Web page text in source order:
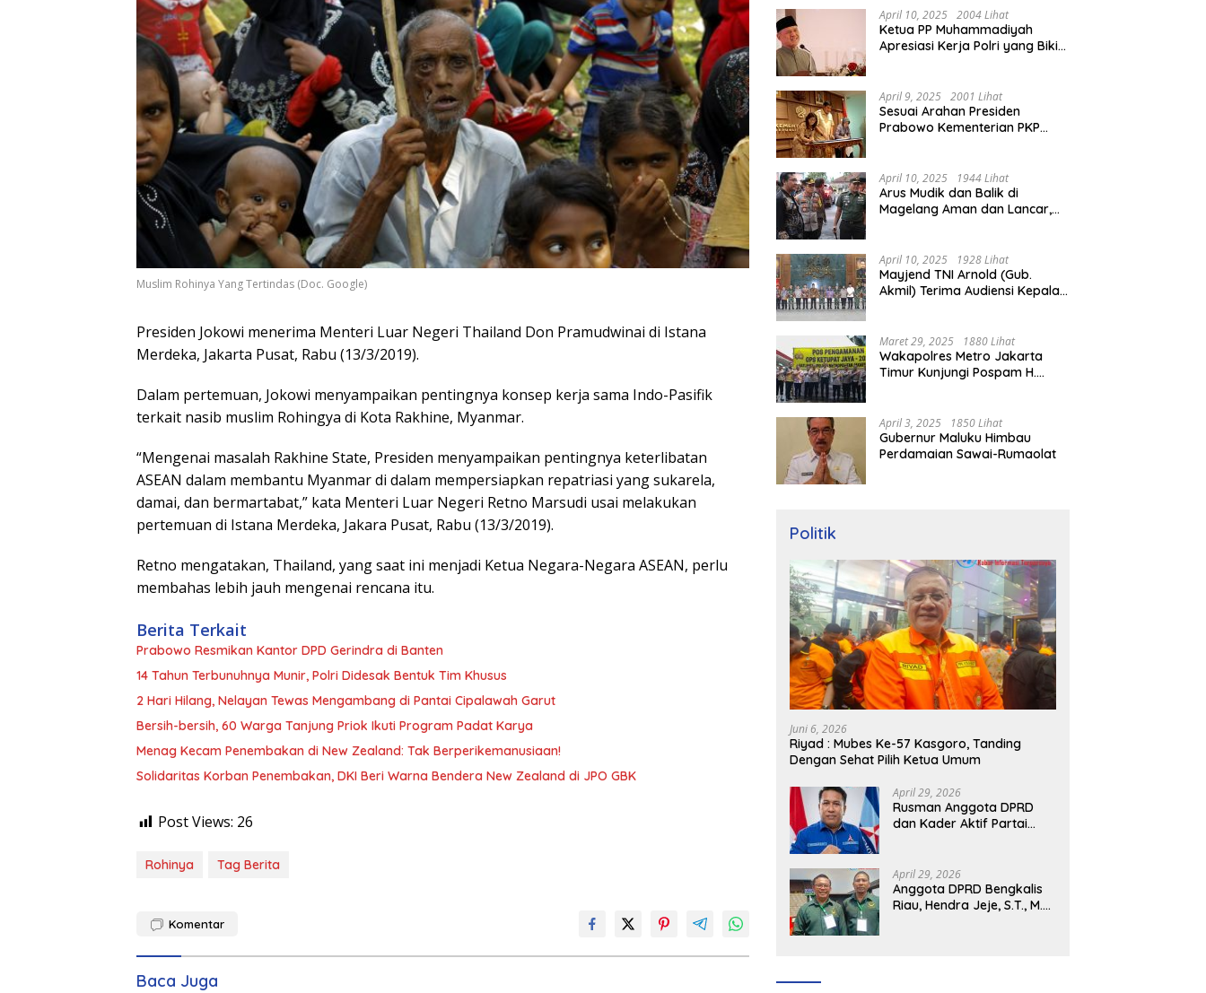
Muslim Rohinya Yang Tertindas (Doc. Google)
Presiden Jokowi menerima Menteri Luar Negeri Thailand Don Pramudwinai di Istana
Merdeka, Jakarta Pusat, Rabu (13/3/2019).
Dalam pertemuan, Jokowi menyampaikan pentingnya konsep kerja sama Indo-Pasifik
terkait nasib muslim Rohingya di Kota Rakhine, Myanmar.
“Mengenai masalah Rakhine State, Presiden menyampaikan pentingnya keterlibatan
ASEAN dalam membantu Myanmar di dalam mempersiapkan repatriasi yang sukarela,
damai, dan bermartabat,” kata Menteri Luar Negeri Retno Marsudi usai melakukan
pertemuan di Istana Merdeka, Jakara Pusat, Rabu (13/3/2019).
Retno mengatakan, Thailand, yang saat ini menjadi Ketua Negara-Negara ASEAN, perlu
membahas lebih jauh mengenai rencana itu.
Berita Terkait
Prabowo Resmikan Kantor DPD Gerindra di Banten
14 Tahun Terbunuhnya Munir, Polri Didesak Bentuk Tim Khusus
2 Hari Hilang, Nelayan Tewas Mengambang di Pantai Cipalawah Garut
Bersih-bersih, 60 Warga Tanjung Priok Ikuti Program Padat Karya
Menag Kecam Penembakan di New Zealand: Tak Berperikemanusiaan!
Solidaritas Korban Penembakan, DKI Beri Warna Bendera New Zealand di JPO GBK
Post Views: 26
Rohinya Tag Berita
Komentar
Baca Juga
April 10, 2025 2004 Lihat
Ketua PP Muhammadiyah
Apresiasi Kerja Polri yang Bikin
April 9, 2025 2001 Lihat
Sesuai Arahan Presiden
Prabowo Kementerian PKP
April 10, 2025 1944 Lihat
Arus Mudik dan Balik di
Magelang Aman dan Lancar,
April 10, 2025 1928 Lihat
Mayjend TNI Arnold (Gub.
Akmil) Terima Audiensi Kepala
Maret 29, 2025 1880 Lihat
Wakapolres Metro Jakarta
Timur Kunjungi Pospam H.
April 3, 2025 1850 Lihat
Gubernur Maluku Himbau
Perdamaian Sawai-Rumaolat
Politik
Juni 6, 2026
Riyad : Mubes Ke-57 Kasgoro, Tanding
Dengan Sehat Pilih Ketua Umum
April 29, 2026
Rusman Anggota DPRD
dan Kader Aktif Partai
Cik Ujang Pimpin DPD
Partai Demokrat SumSel
April 29, 2026
Anggota DPRD Bengkalis
Riau, Hendra Jeje, S.T., M.M